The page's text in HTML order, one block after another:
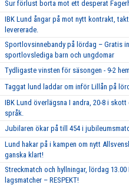
Sur förlust borta mot ett desperat
IBK Lund ångar på mot nytt kontrakt,
levererade.
Sportlovsinnebandy på lördag – Gratis
sportlovslediga barn och ungdomar
Tydligaste vinsten för säsongen - 9-2
Taggat lund laddar om inför Lillån på
IBK Lund överlägsna I andra, 20-8 i
språk.
Jubilaren ökar på till 454 i
Lund hakar på i kampen om nytt
ganska klart!
Streckmatch och hyllningar, lördag 13.00
lagsmatcher – RESPEKT!